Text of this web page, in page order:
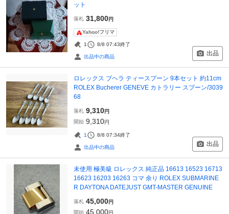
ット
落札 31,800円
Yahoo!フリマ
1 8/8 07:43終了
出品中の商品 出品
ロレックス ブヘラ ティースプーン 9本セット 約11cm
ROLEX Bucherer GENEVE カトラリー スプーン/3039
68
落札 9,310円
開始 9,310円
1 8/8 07:34終了
出品中の商品 出品
未使用 極美級 ロレックス 純正品 16613 16523 16713
16623 16203 16263 コマ 余り ROLEX SUBMARINE
R DAYTONA DATEJUST GMT-MASTER GENUINE
落札 45,000円
開始 45,000円